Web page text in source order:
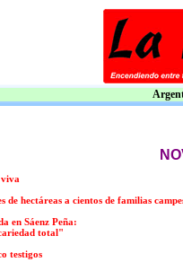
hectáreas a cientos de familias
en Sáenz Peña:
total"
testigos